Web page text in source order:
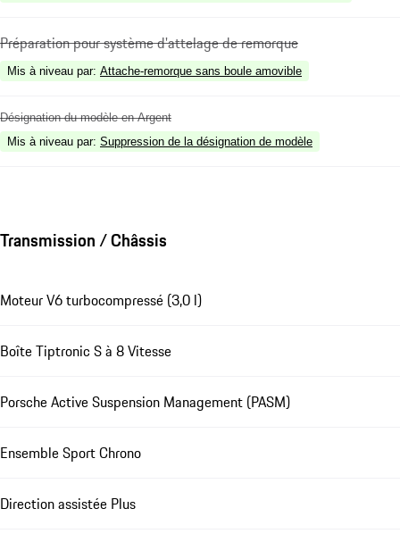
Préparation pour système d'attelage de remorque
Mis à niveau par: Attache-remorque sans boule amovible
Désignation du modèle en Argent
Mis à niveau par: Suppression de la désignation de modèle
Transmission / Châssis
Moteur V6 turbocompressé (3,0 l)
Boîte Tiptronic S à 8 Vitesse
Porsche Active Suspension Management (PASM)
Ensemble Sport Chrono
Direction assistée Plus